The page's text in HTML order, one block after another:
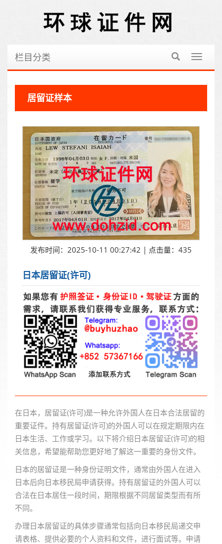
切
航
栏目分类
居留证样本
发布时间：2025-10-11 00:27:42 | 点击量：435
日本居留证(许可)
在日本，居留证(许可)是一种允许外国人在日本合法居留的
重要证件。持有居留证(许可)的外国人可以在规定期限内在
日本生活、工作或学习。以下将介绍日本居留证(许可)的相
关信息，希望能帮助您更好地了解这一重要的身份文件。
日本的居留证是一种身份证明文件，通常由外国人在进入
日本后向日本移民局申请获得。持有居留证的外国人可以
合法在日本居住一段时间，期限根据不同居留类型而有所
不同。
办理日本居留证的具体步骤通常包括向日本移民局递交申
请表格、提供必要的个人资料和文件，进行面试等。申请